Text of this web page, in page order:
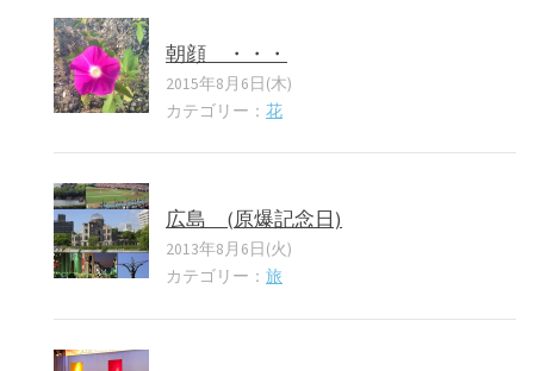
朝顔 ・・・
2015年8月6日(木)
カテゴリー： 花
広島 (原爆記念日)
2013年8月6日(火)
カテゴリー： 旅